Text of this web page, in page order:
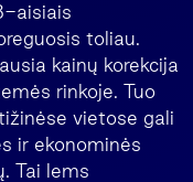
aisiais
toliau.
kainų korekcija
rinkoje. Tuo
vietose gali
ir ekonominės
Tai lems